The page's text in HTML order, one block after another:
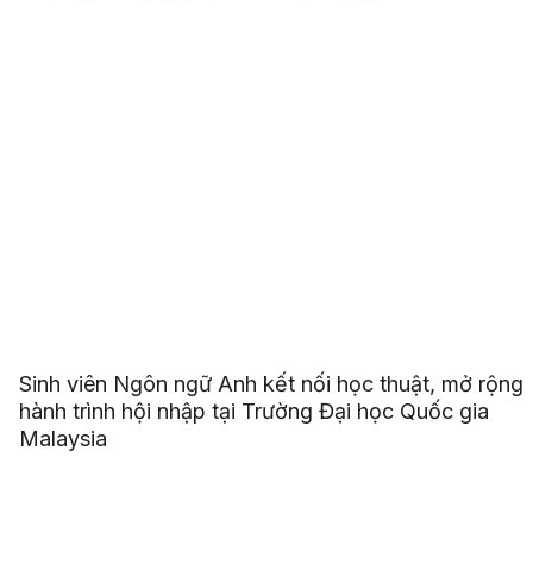
Sinh viên Ngôn ngữ Anh kết nối học thuật, mở rộng
hành trình hội nhập tại Trường Đại học Quốc gia
Malaysia